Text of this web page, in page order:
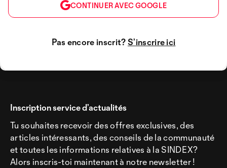
CONTINUER AVEC GOOGLE
Pas encore inscrit?S’inscrire ici
Inscription service d’actualités
Tu souhaites recevoir des offres exclusives, des
articles intéressants, des conseils de la communauté
et toutes les informations relatives à la SINDEX?
Alors inscris-toi maintenant à notre newsletter !